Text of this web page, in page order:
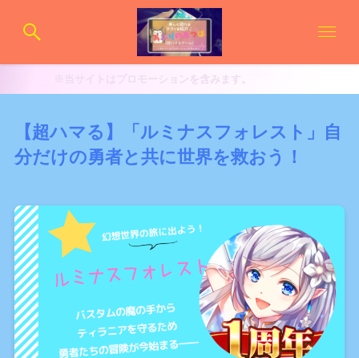
【超ハマる】「ルミナスフォレスト」自
分だけの勇者と共に世界を救おう！